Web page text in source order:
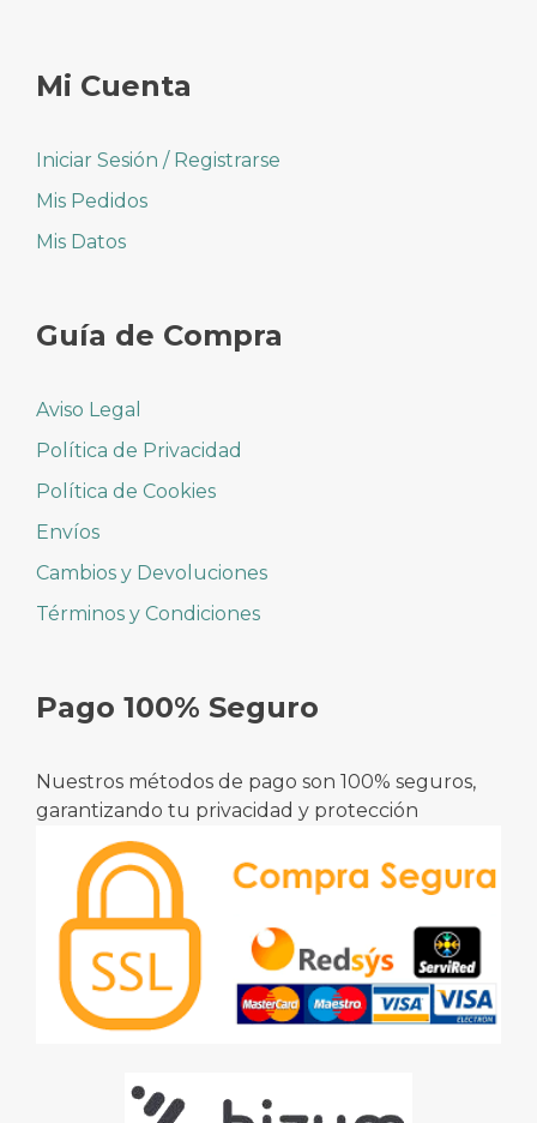
Mi Cuenta
Iniciar Sesión / Registrarse
Mis Pedidos
Mis Datos
Guía de Compra
Aviso Legal
Política de Privacidad
Política de Cookies
Envíos
Cambios y Devoluciones
Términos y Condiciones
Pago 100% Seguro
Nuestros métodos de pago son 100% seguros,
garantizando tu privacidad y protección